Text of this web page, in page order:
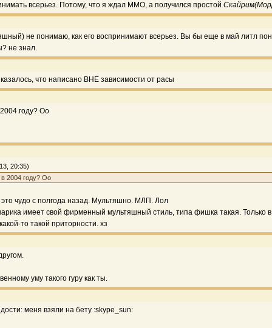
всерьез. Потому, что я ждал ММО, а получился простой
не понимаю, как его воспринимают всерьез. Вы бы еще в май литл
не знал.
что написано ВНЕ зависимости от расы
году? Оо
20:35)
2004 году? Оо
это чудо с полгода назад. Мультяшно. МЛП. Лол
имеет свой фирменный мультяшный стиль, типа фишка такая.
то такой приторности. хз
уму такого гуру как ты.
меня взяли на бету :skype_sun: